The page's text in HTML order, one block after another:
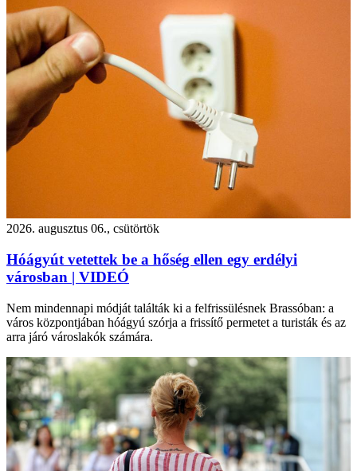
2026. augusztus 06., csütörtök
Hóágyút vetettek be a hőség ellen egy erdélyi
városban | VIDEÓ
Nem mindennapi módját találták ki a felfrissülésnek Brassóban: a
város központjában hóágyú szórja a frissítő permetet a turisták és az
arra járó városlakók számára.